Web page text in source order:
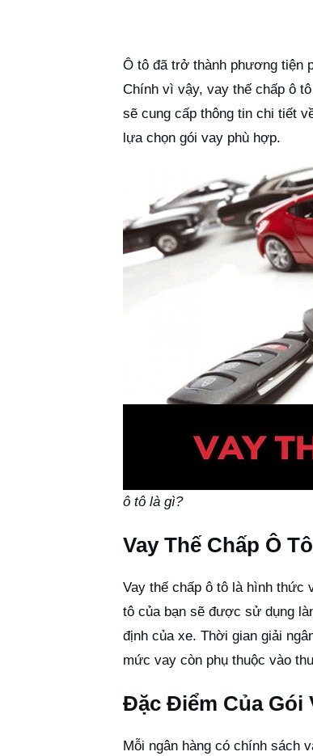
Ô tô đã trở thành phương tiện
Chính vì vậy, vay thế chấp ô
sẽ cung cấp thông tin chi tiết
lựa chọn gói vay phù hợp.
ô tô là gì?
Vay Thế Chấp Ô
Vay thế chấp ô tô là hình thức
tô của bạn sẽ được sử dụng
định của xe. Thời gian giải
mức vay còn phụ thuộc vào
Đặc Điểm Của Gói
Mỗi ngân hàng có chính sách